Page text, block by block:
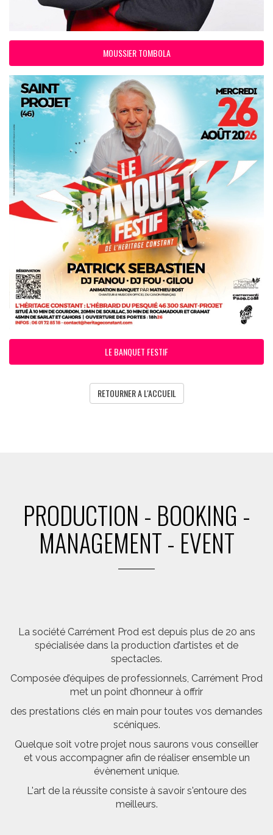
MOUSSIER TOMBOLA
LE BANQUET FESTIF
RETOURNER A L'ACCUEIL
PRODUCTION - BOOKING -
MANAGEMENT - EVENT
La société Carrément Prod est depuis plus de 20 ans
spécialisée dans la production d’artistes et de
spectacles.
Composée d’équipes de professionnels, Carrément Prod
met un point d’honneur à offrir
des prestations clés en main pour toutes vos demandes
scéniques.
Quelque soit votre projet nous saurons vous conseiller
et vous accompagner afin de réaliser ensemble un
évènement unique.
L'art de la réussite consiste à savoir s'entoure des
meilleurs.